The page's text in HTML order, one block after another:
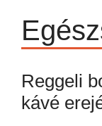
Reggeli
kávé